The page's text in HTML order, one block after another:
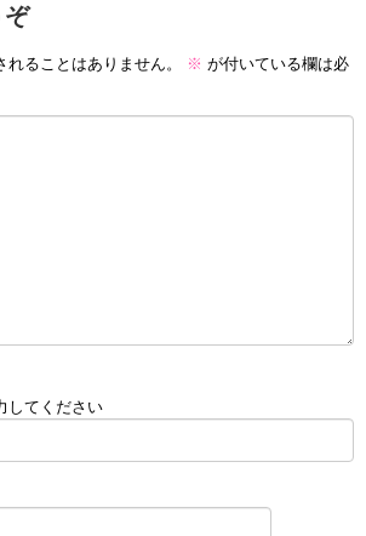
ぞ
ることはありません。 ※ が付いている欄は必
してください